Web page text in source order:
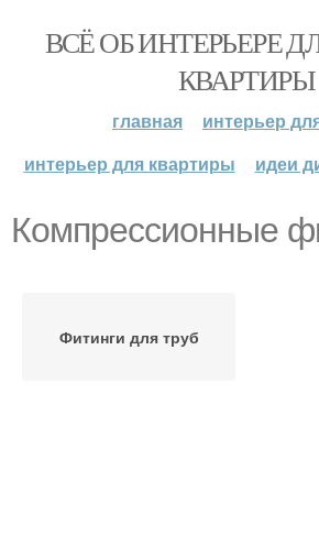
ВСЁ ОБ ИНТЕРЬЕРЕ
КВАРТИРЫ
главная
интерьер
интерьер для квартиры
идеи
Компрессионные
Фитинги для труб